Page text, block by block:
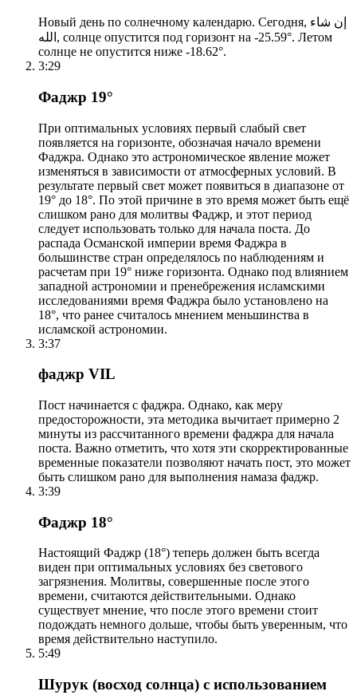
Новый день по солнечному календарю. Сегодня, إن شاء
الله, солнце опустится под горизонт на -25.59°. Летом
солнце не опустится ниже -18.62°.
3:29
Фаджр 19°
При оптимальных условиях первый слабый свет
появляется на горизонте, обозначая начало времени
Фаджра. Однако это астрономическое явление может
изменяться в зависимости от атмосферных условий. В
результате первый свет может появиться в диапазоне от
19° до 18°. По этой причине в это время может быть ещё
слишком рано для молитвы Фаджр, и этот период
следует использовать только для начала поста. До
распада Османской империи время Фаджра в
большинстве стран определялось по наблюдениям и
расчетам при 19° ниже горизонта. Однако под влиянием
западной астрономии и пренебрежения исламскими
исследованиями время Фаджра было установлено на
18°, что ранее считалось мнением меньшинства в
исламской астрономии.
3:37
фаджр VIL
Пост начинается с фаджра. Однако, как меру
предосторожности, эта методика вычитает примерно 2
минуты из рассчитанного времени фаджра для начала
поста. Важно отметить, что хотя эти скорректированные
временные показатели позволяют начать пост, это может
быть слишком рано для выполнения намаза фаджр.
3:39
Фаджр 18°
Настоящий Фаджр (18°) теперь должен быть всегда
виден при оптимальных условиях без светового
загрязнения. Молитвы, совершенные после этого
времени, считаются действительными. Однако
существует мнение, что после этого времени стоит
подождать немного дольше, чтобы быть уверенным, что
время действительно наступило.
5:49
Шурук (восход солнца) с использованием